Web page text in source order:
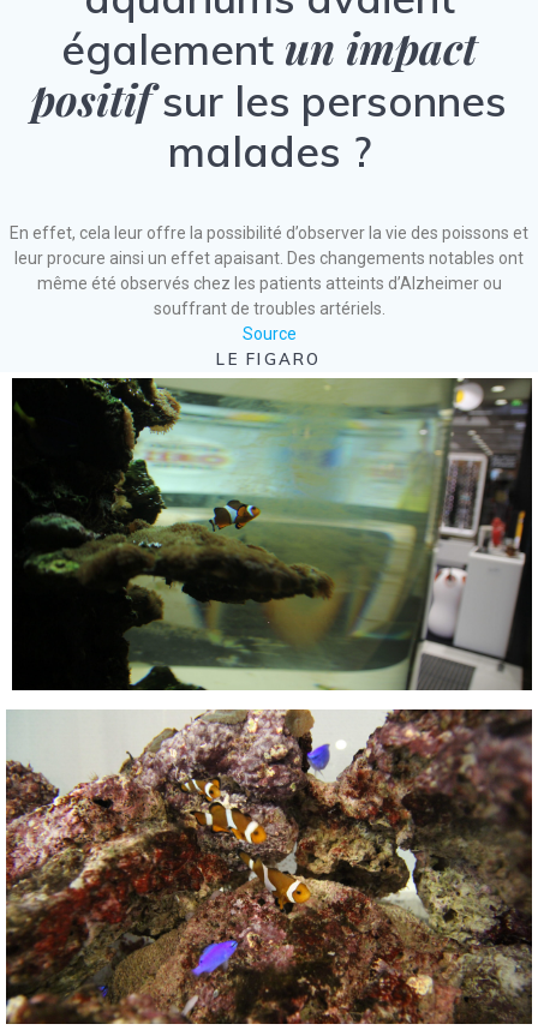
également un impact
positifsur les personnes
malades ?
En effet, cela leur offre la possibilité d’observer la vie des poissons et
leur procure ainsi un effet apaisant. Des changements notables ont
même été observés chez les patients atteints d’Alzheimer ou
souffrant de troubles artériels.
Source
LE FIGARO